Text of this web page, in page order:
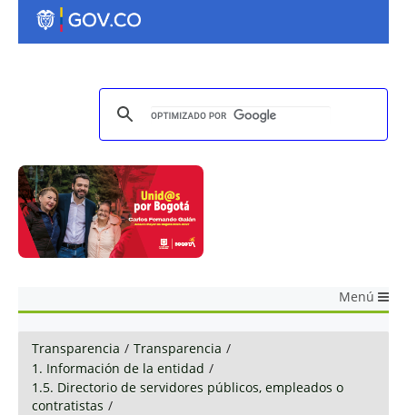
Menú
Transparencia / Transparencia /
1. Información de la entidad /
1.5. Directorio de servidores públicos, empleados o
contratistas /